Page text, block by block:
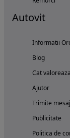
Autovit
Informatii
Blog
Cat
Ajutor
Trimite mesaj
Publicitate
Politica de